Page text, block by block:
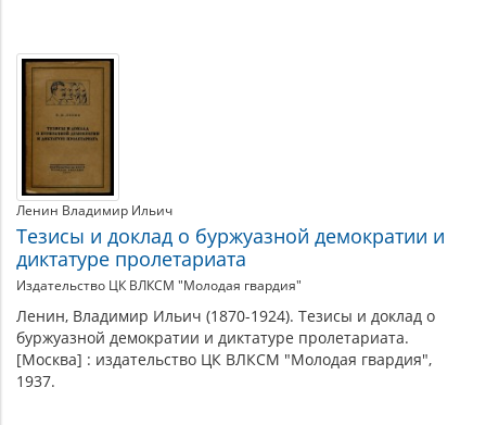
Ленин Владимир Ильич
Тезисы и доклад о буржуазной демократии и
диктатуре пролетариата
Издательство ЦК ВЛКСМ "Молодая гвардия"
Ленин, Владимир Ильич (1870-1924). Тезисы и доклад о
буржуазной демократии и диктатуре пролетариата.
[Москва] : издательство ЦК ВЛКСМ "Молодая гвардия",
1937.